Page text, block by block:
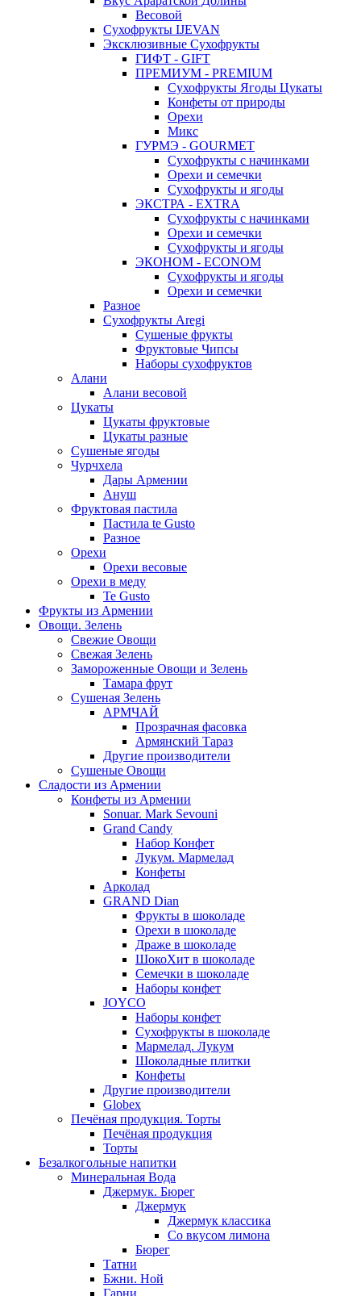
Весовой
Сухофрукты IJEVAN
Эксклюзивные Сухофрукты
ГИФТ - GIFT
ПРЕМИУМ - PREMIUM
Сухофрукты Ягоды Цукаты
Конфеты от природы
Орехи
Микс
ГУРМЭ - GOURMET
Сухофрукты с начинками
Орехи и семечки
Сухофрукты и ягоды
ЭКСТРА - EXTRA
Сухофрукты с начинками
Орехи и семечки
Сухофрукты и ягоды
ЭКОНОМ - ECONOM
Сухофрукты и ягоды
Орехи и семечки
Разное
Сухофрукты Aregi
Сушеные фрукты
Фруктовые Чипсы
Наборы сухофруктов
Алани
Алани весовой
Цукаты
Цукаты фруктовые
Цукаты разные
Сушеные ягоды
Чурчхела
Дары Армении
Ануш
Фруктовая пастила
Пастила te Gusto
Разное
Орехи
Орехи весовые
Орехи в меду
Te Gusto
Фрукты из Армении
Овощи. Зелень
Свежие Овощи
Свежая Зелень
Замороженные Овощи и Зелень
Тамара фрут
Сушеная Зелень
АРМЧАЙ
Прозрачная фасовка
Армянский Тараз
Другие производители
Сушеные Овощи
Сладости из Армении
Конфеты из Армении
Sonuar. Mark Sevouni
Grand Candy
Набор Конфет
Лукум. Мармелад
Конфеты
Арколад
GRAND Dian
Фрукты в шоколаде
Орехи в шоколаде
Драже в шоколаде
ШокоХит в шоколаде
Семечки в шоколаде
Наборы конфет
JOYCO
Наборы конфет
Сухофрукты в шоколаде
Мармелад. Лукум
Шоколадные плитки
Конфеты
Другие производители
Globex
Печёная продукция. Торты
Печёная продукция
Торты
Безалкогольные напитки
Минеральная Вода
Джермук. Бюрег
Джермук
Джермук классика
Со вкусом лимона
Бюрег
Татни
Бжни. Ной
Гарни